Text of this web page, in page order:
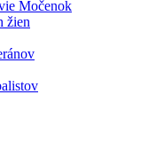
Močenok
žien